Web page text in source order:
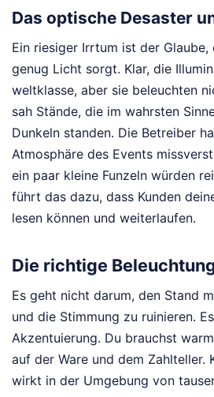
Das optische Desaster
Ein riesiger Irrtum ist der
genug Licht sorgt. Klar, die
weltklasse, aber sie beleuchten
sah Stände, die im wahrsten
Dunkeln standen. Die Betreiber
Atmosphäre des Events
ein paar kleine Funzeln würden
führt das dazu, dass Kunden
lesen können und weiterlaufen.
Die richtige
Es geht nicht darum, den Stand
und die Stimmung zu ruinieren.
Akzentuierung. Du brauchst
auf der Ware und dem Zahlteller.
wirkt in der Umgebung von